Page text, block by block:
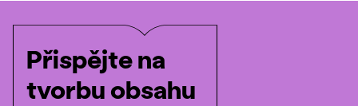
Přispějte na
tvorbu obsahu